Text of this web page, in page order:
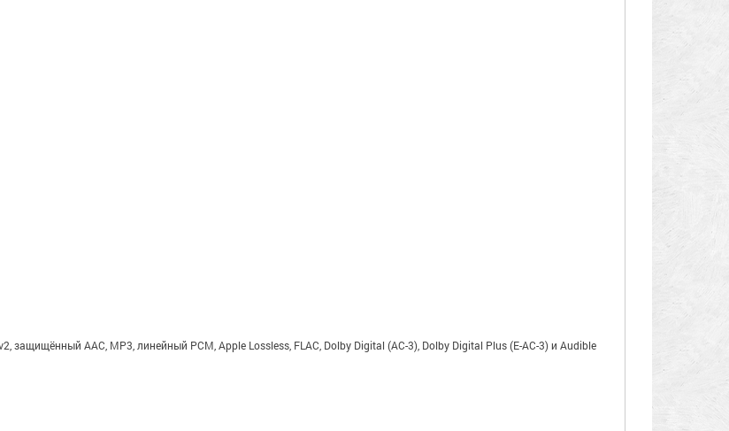
защищённый AAC, MP3, линейный PCM, Apple Lossless, FLAC, Dolby Digital (AC-3), Dolby Digital Plus (E-AC-3) и Audible